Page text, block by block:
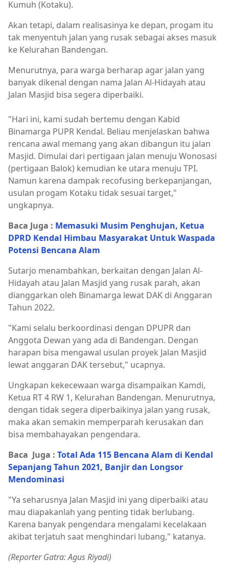
Kumuh (Kotaku).
Akan tetapi, dalam realisasinya ke depan, progam itu
tak menyentuh jalan yang rusak sebagai akses masuk
ke Kelurahan Bandengan.
Menurutnya, para warga berharap agar jalan yang
banyak dikenal dengan nama Jalan Al-Hidayah atau
Jalan Masjid bisa segera diperbaiki.
"Hari ini, kami sudah bertemu dengan Kabid
Binamarga PUPR Kendal. Beliau menjelaskan bahwa
rencana awal memang yang akan dibangun itu jalan
Masjid. Dimulai dari pertigaan jalan menuju Wonosasi
(pertigaan Balok) kemudian ke utara menuju TPI.
Namun karena dampak recofusing berkepanjangan,
usulan progam Kotaku tidak sesuai target,"
ungkapnya.
Baca Juga : Memasuki Musim Penghujan, Ketua
DPRD Kendal Himbau Masyarakat Untuk Waspada
Potensi Bencana Alam
Sutarjo menambahkan, berkaitan dengan Jalan Al-
Hidayah atau Jalan Masjid yang rusak parah, akan
dianggarkan oleh Binamarga lewat DAK di Anggaran
Tahun 2022.
"Kami selalu berkoordinasi dengan DPUPR dan
Anggota Dewan yang ada di Bandengan. Dengan
harapan bisa mengawal usulan proyek Jalan Masjid
lewat anggaran DAK tersebut," ucapnya.
Ungkapan kekecewaan warga disampaikan Kamdi,
Ketua RT 4 RW 1, Kelurahan Bandengan. Menurutnya,
dengan tidak segera diperbaikinya jalan yang rusak,
maka akan semakin memperparah kerusakan dan
bisa membahayakan pengendara.
Baca Juga : Total Ada 115 Bencana Alam di Kendal
Sepanjang Tahun 2021, Banjir dan Longsor
Mendominasi
"Ya seharusnya Jalan Masjid ini yang diperbaiki atau
mau diapakanlah yang penting tidak berlubang.
Karena banyak pengendara mengalami kecelakaan
akibat terjatuh saat menghindari lubang," katanya.
(Reporter Gatra: Agus Riyadi)